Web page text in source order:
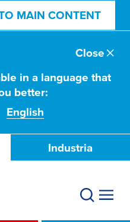
MAIN CONTENT
in a language that
better:
English
Close
Industria